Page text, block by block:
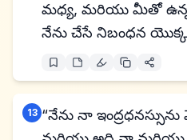
మధ్య, మరియు మీతో ఉన్న
నేను చేసే నిబంధన యొక్క
13 “నేను నా